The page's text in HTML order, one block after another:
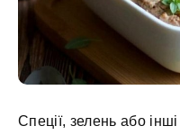
Спеції, зелень або